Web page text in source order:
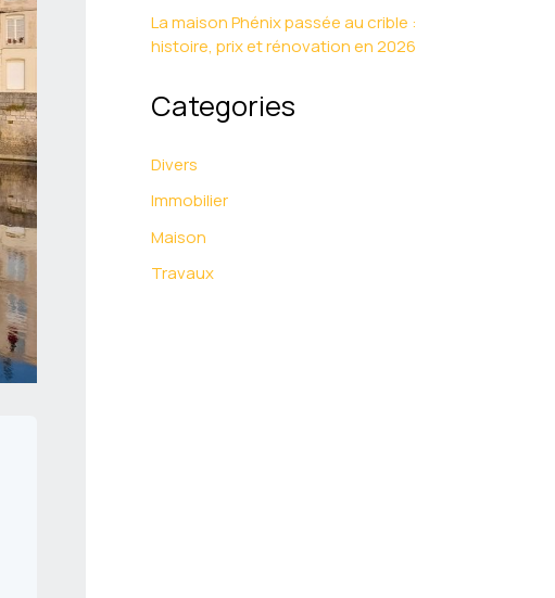
La maison Phénix passée au crible :
histoire, prix et rénovation en 2026
Categories
Divers
Immobilier
Maison
Travaux